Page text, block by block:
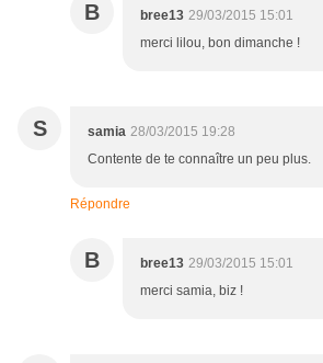
B bree13 29/03/2015 15:01
merci lilou, bon dimanche !
S samia 28/03/2015 19:28
Contente de te connaître un peu plus.
Répondre
B bree13 29/03/2015 15:01
merci samia, biz !